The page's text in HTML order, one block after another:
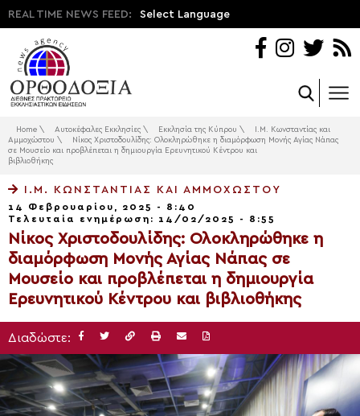
REAL TIME NEWS FEED: Select Language
Home \ Αυτοκέφαλες Εκκλησίες \ Εκκλησία της Κύπρου \
Ι.Μ. Κωνσταντίας και
Αμμοχώστου \
Νίκος Χριστοδουλίδης: Ολοκληρώθηκε η διαμόρφωση Μονής Αγίας Νάπας
σε Μουσείο και προβλέπεται η δημιουργία Ερευνητικού Κέντρου και
βιβλιοθήκης
Ι.Μ. ΚΩΝΣΤΑΝΤΊΑΣ ΚΑΙ ΑΜΜΟΧΏΣΤΟΥ
14 Φεβρουαρίου, 2025 - 8:40
Τελευταία ενημέρωση: 14/02/2025 - 8:55
Νίκος Χριστοδουλίδης: Ολοκληρώθηκε η
διαμόρφωση Μονής Αγίας Νάπας σε
Μουσείο και προβλέπεται η δημιουργία
Ερευνητικού Κέντρου και βιβλιοθήκης
Διαδώστε: